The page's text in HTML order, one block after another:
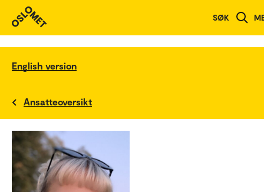
SØK
English version
Ansatteoversikt